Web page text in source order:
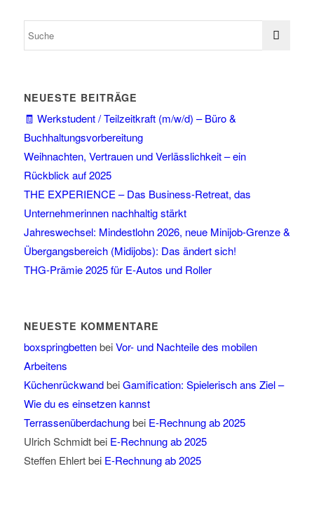
NEUESTE BEITRÄGE
🧾 Werkstudent / Teilzeitkraft (m/w/d) – Büro &
Buchhaltungsvorbereitung
Weihnachten, Vertrauen und Verlässlichkeit – ein
Rückblick auf 2025
THE EXPERIENCE – Das Business-Retreat, das
Unternehmerinnen nachhaltig stärkt
Jahreswechsel: Mindestlohn 2026, neue Minijob-Grenze &
Übergangsbereich (Midijobs): Das ändert sich!
THG-Prämie 2025 für E-Autos und Roller
NEUESTE KOMMENTARE
boxspringbettenbeiVor- und Nachteile des mobilen
Arbeitens
KüchenrückwandbeiGamification: Spielerisch ans Ziel –
Wie du es einsetzen kannst
Terrassenüberdachungbei E-Rechnung ab 2025
Ulrich Schmidtbei E-Rechnung ab 2025
Steffen Ehlertbei E-Rechnung ab 2025